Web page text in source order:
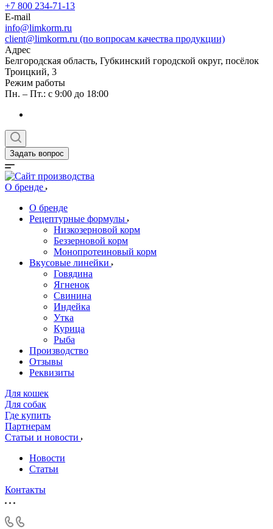
+7 800 234-71-13
E-mail
info@limkorm.ru
client@limkorm.ru (по вопросам качества продукции)
Адрес
Белгородская область, Губкинский городской округ, посёлок
Троицкий, 3
Режим работы
Пн. – Пт.: с 9:00 до 18:00
Задать вопрос
О бренде
О бренде
Рецептурные формулы
Низкозерновой корм
Беззерновой корм
Монопротеиновый корм
Вкусовые линейки
Говядина
Ягненок
Свинина
Индейка
Утка
Курица
Рыба
Производство
Отзывы
Реквизиты
Для кошек
Для собак
Где купить
Партнерам
Статьи и новости
Новости
Статьи
Контакты